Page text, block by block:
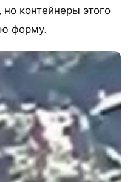
контейнеры этого
форму.